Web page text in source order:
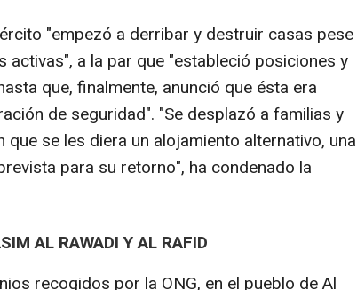
"empezó a derribar y destruir casas pese
activas", a la par que "estableció posiciones y
que, finalmente, anunció que ésta era
de seguridad". "Se desplazó a familias y
se les diera un alojamiento alternativo, una
para su retorno", ha condenado la
AL RAWADI Y AL RAFID
recogidos por la ONG, en el pueblo de Al